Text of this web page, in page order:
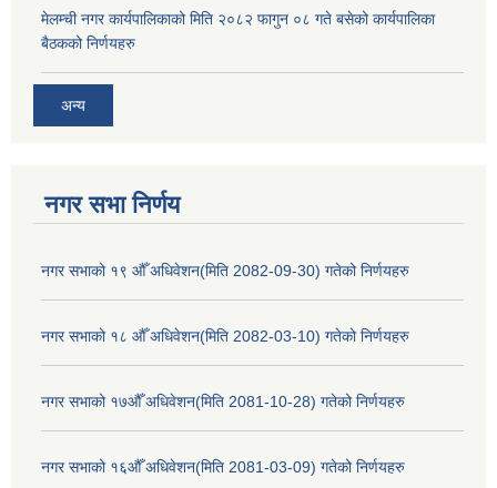
मेलम्ची नगर कार्यपालिकाको मिति २०८२ फागुन ०८ गते बसेको कार्यपालिका
बैठकको निर्णयहरु
अन्य
नगर सभा निर्णय
नगर सभाको १९ औँ अधिवेशन(मिति 2082-09-30) गतेको निर्णयहरु
नगर सभाको १८ औँ अधिवेशन(मिति 2082-03-10) गतेको निर्णयहरु
नगर सभाको १७औँ अधिवेशन(मिति 2081-10-28) गतेको निर्णयहरु
नगर सभाको १६औँ अधिवेशन(मिति 2081-03-09) गतेको निर्णयहरु